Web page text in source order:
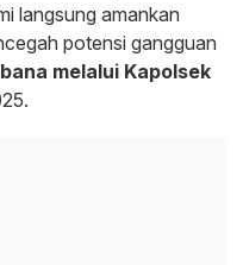
langsung amankan
potensi gangguan
melalui Kapolsek